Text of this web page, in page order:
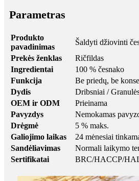
Parametras
Produkto
pavadinimas
Šaldyti džiovinti
Prekės ženklas
Ričfildas
Ingredientai
100 % česnako
Funkcija
Be priedų, be
Dydis
Dribsniai /
OEM ir ODM
Prieinama
Pavyzdys
Nemokamas
Drėgmė
5 % maks.
Galiojimo laikas
24 mėnesiai
Sandėliavimas
Normali laikymo
Sertifikatai
BRC/HACCP/